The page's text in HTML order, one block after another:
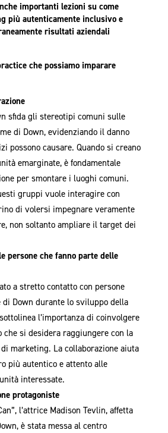
importanti lezioni su come
più autenticamente inclusivo e
risultati aziendali
che possiamo imparare
sfida gli stereotipi comuni sulle
di Down, evidenziando il danno
possono causare. Quando si creano
emarginate, è fondamentale
per smontare i luoghi comuni.
gruppi vuole interagire con
di volersi impegnare veramente
non soltanto ampliare il target dei
persone che fanno parte delle
a stretto contatto con persone
di Down durante lo sviluppo della
l’importanza di coinvolgere
si desidera raggiungere con la
marketing. La collaborazione aiuta
più autentico e attento alle
interessate.
protagoniste
l’attrice Madison Tevlin, affetta
è stata messa al centro